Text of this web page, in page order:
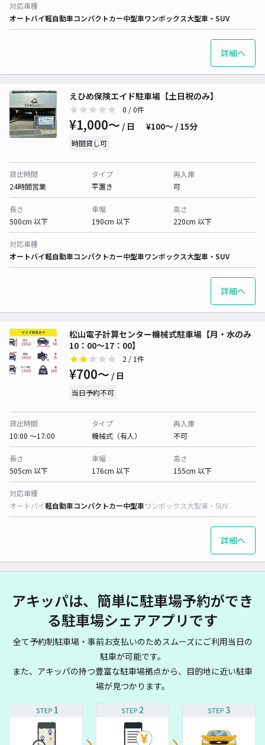
対応車種
オートバイ軽自動車コンパクトカー中型車ワンボックス大型車・SUV
詳細へ
えひめ保険エイド駐車場【土日祝のみ】
0 / 0件
¥1,000〜 / 日 ¥100〜 / 15分
時間貸し可
貸出時間
24時間営業
タイプ
平置き
再入庫
可
長さ
500cm 以下
車幅
190cm 以下
高さ
220cm 以下
対応車種
オートバイ軽自動車コンパクトカー中型車ワンボックス大型車・SUV
詳細へ
松山電子計算センター機械式駐車場【月・水のみ
10：00～17：00】
2 / 1件
¥700〜 / 日
当日予約不可
貸出時間
10:00 〜17:00
タイプ
機械式（有人）
再入庫
不可
長さ
505cm 以下
車幅
176cm 以下
高さ
155cm 以下
対応車種
オートバイ軽自動車コンパクトカー中型車ワンボックス大型車・SUV
詳細へ
アキッパは、簡単に駐車場予約ができ
る駐車場シェアアプリです
全て予約制駐車場・事前お支払いのためスムーズにご利用当日の
駐車が可能です。
また、アキッパの持つ豊富な駐車場拠点から、目的地に近い駐車
場が見つかります。